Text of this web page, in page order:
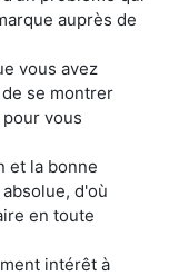
auprès de
vous avez
se montrer
vous
et la bonne
d'où
en toute
intérêt à